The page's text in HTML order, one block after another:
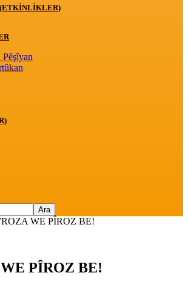
WE PÎROZ BE!
PÎROZ BE!